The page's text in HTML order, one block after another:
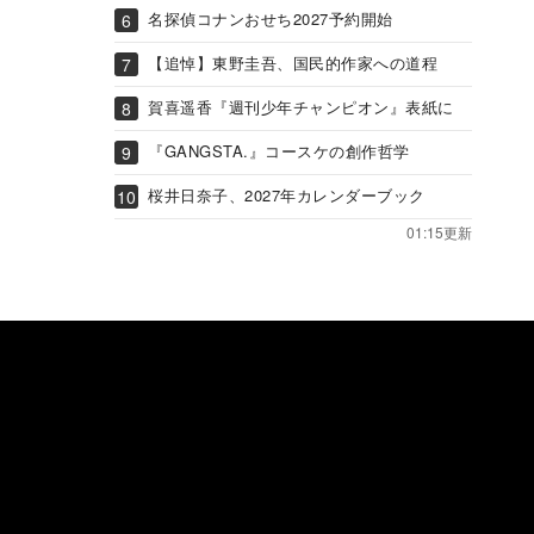
名探偵コナンおせち2027予約開始
【追悼】東野圭吾、国民的作家への道程
賀喜遥香『週刊少年チャンピオン』表紙に
『GANGSTA.』コースケの創作哲学
桜井日奈子、2027年カレンダーブック
01:15更新